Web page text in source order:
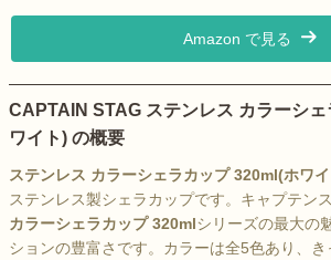
Amazon で見る
CAPTAIN STAG ステンレス カラーシ
ワイト) の概要
ステンレス カラーシェラカップ 320ml(ホワ
ステンレス製シェラカップです。キャプテン
カラーシェラカップ 320mlシリーズの最大の
ションの豊富さです。カラーは全5色あり、